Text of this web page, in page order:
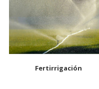
Fertirrigación